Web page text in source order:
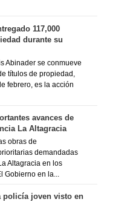
117,000
durante su
Abinader se conmueve
títulos de propiedad,
febrero, es la acción
avances de
La Altagracia
obras de
demandadas
Altagracia en los
Gobierno en la...
policía joven visto en